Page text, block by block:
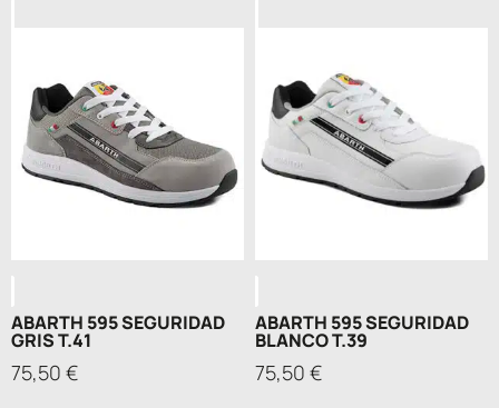
ABARTH 595 SEGURIDAD
GRIS T.41
75,50 €
ABARTH 595 SEGURIDAD
BLANCO T.39
75,50 €